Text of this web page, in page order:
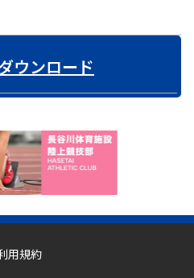
ウンロード
用規約